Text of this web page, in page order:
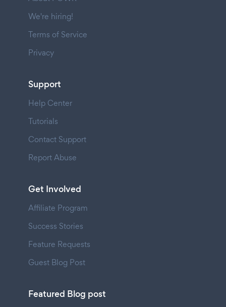
We're hiring!
Terms of Service
Privacy
Support
Help Center
Tutorials
Contact Support
Report Abuse
Get Involved
Affiliate Program
Success Stories
Feature Requests
Guest Blog Post
Featured Blog post